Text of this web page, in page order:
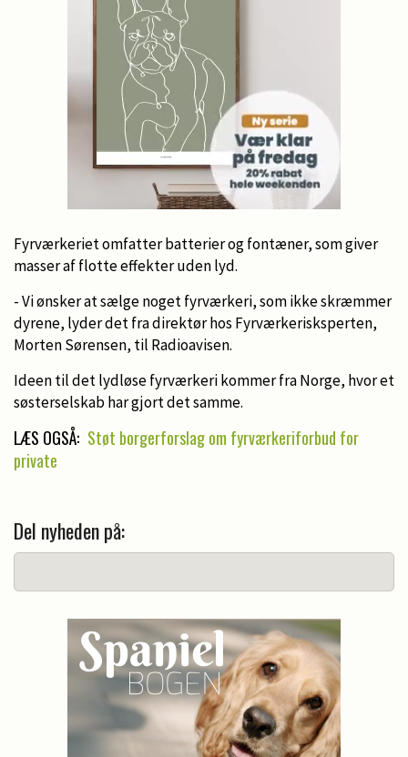
Fyrværkeriet omfatter batterier og fontæner, som giver
masser af flotte effekter uden lyd.
- Vi ønsker at sælge noget fyrværkeri, som ikke skræmmer
dyrene, lyder det fra direktør hos Fyrværkerisksperten,
Morten Sørensen, til Radioavisen.
Ideen til det lydløse fyrværkeri kommer fra Norge, hvor et
søsterselskab har gjort det samme.
LÆS OGSÅ: Støt borgerforslag om fyrværkeriforbud for
private
Del nyheden på: